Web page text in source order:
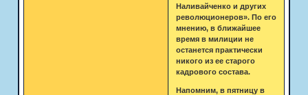
Наливайченко и других
революционеров». По его
мнению, в ближайшее
время в милиции не
останется практически
никого из ее старого
кадрового состава.
Напомним, в пятницу в